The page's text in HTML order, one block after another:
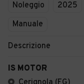
Noleggio 2025
Manuale
Descrizione
IS MOTOR